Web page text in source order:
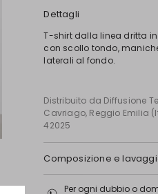
Dettagli
T-shirt dalla linea dritta
con scollo tondo,
laterali al fondo.
Distribuito da Diffusione
Cavriago, Reggio Emilia
42025
Composizione e
Per ogni dubbio o